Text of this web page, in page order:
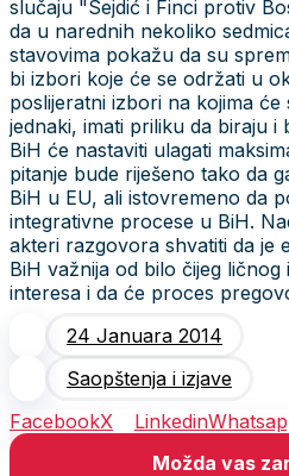
slučaju "Sejdić i Finci protiv
da u narednih nekoliko
stavovima pokažu da su
bi izbori koje će se održati u
poslijeratni izbori na kojima će
jednaki, imati priliku da biraju i
BiH će nastaviti ulagati
pitanje bude riješeno tako da
BiH u EU, ali istovremeno da
integrativne procese u BiH.
akteri razgovora shvatiti da je
BiH važnija od bilo čijeg ličnog
interesa i da će proces
24 Januara 2014
Saopštenja i izjave
FacebookX Linkedin
Možda vas